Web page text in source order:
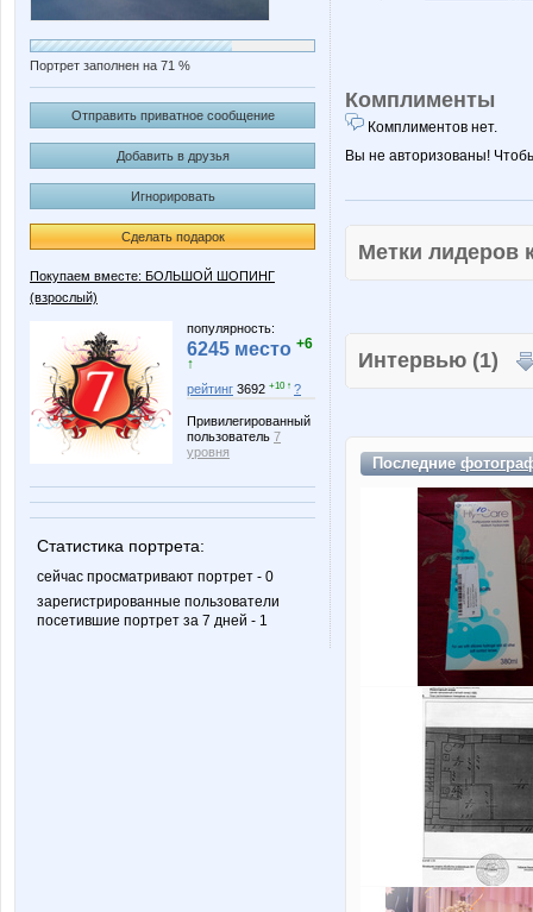
Портрет заполнен на 71 %
Отправить приватное сообщение
Добавить в друзья
Игнорировать
Сделать подарок
Покупаем вместе: БОЛЬШОЙ ШОПИНГ
(взрослый)
популярность:
6245 место +6
↑
рейтинг 3692 +10 ↑ ?
Привилегированный
пользователь 7
уровня
Статистика портрета:
сейчас просматривают портрет - 0
зарегистрированные пользователи
посетившие портрет за 7 дней - 1
Комплименты
Комплиментов нет.
Вы не авторизованы!
Метки
Интервью (1)
Последние